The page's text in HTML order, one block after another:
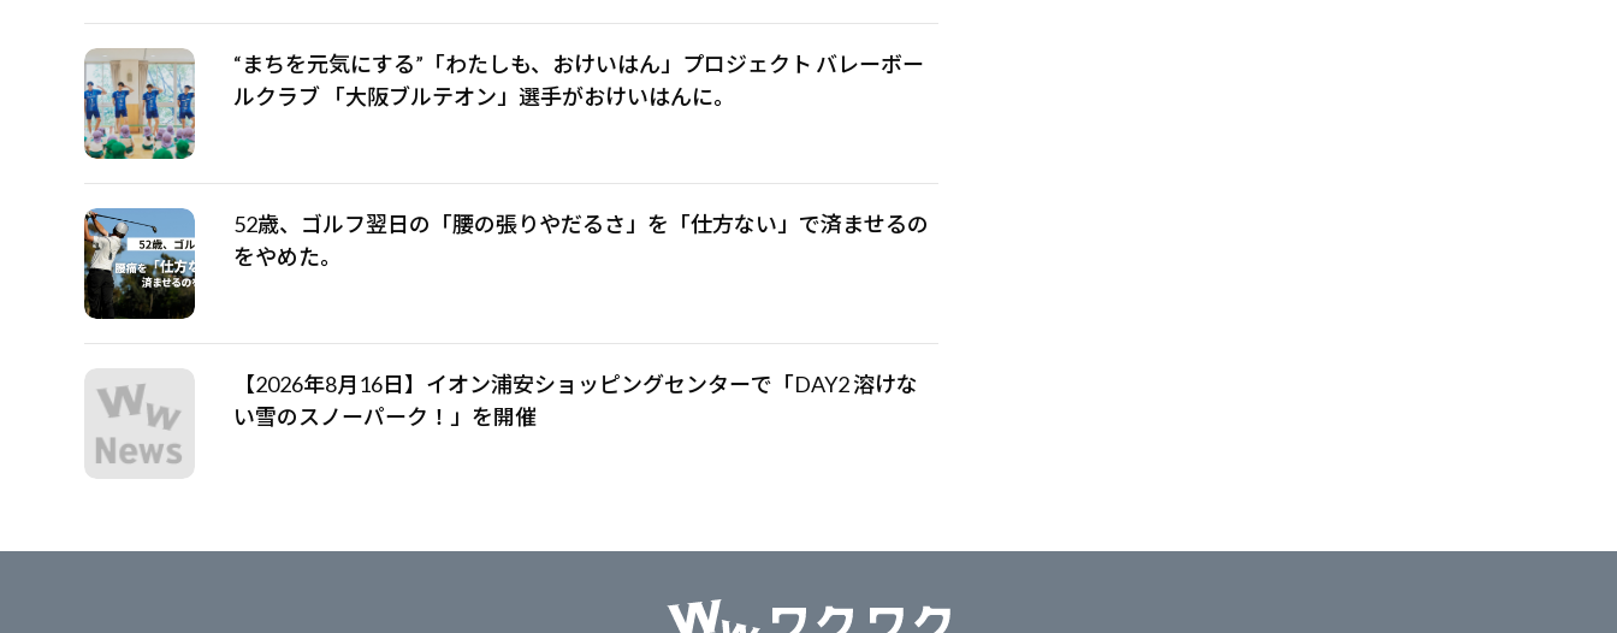
“まちを元気にする”「わたしも、おけいはん」プロジェクト バレーボー
ルクラブ 「大阪ブルテオン」選手がおけいはんに。
52歳、ゴルフ翌日の「腰の張りやだるさ」を「仕方ない」で済ませるの
をやめた。
【2026年8月16日】イオン浦安ショッピングセンターで「DAY2 溶けな
い雪のスノーパーク！」を開催